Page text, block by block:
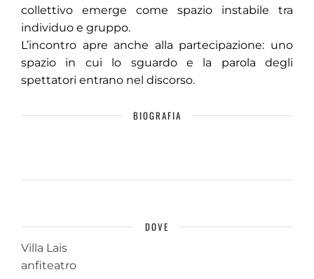
collettivo emerge come spazio instabile tra
individuo e gruppo.
L’incontro apre anche alla partecipazione: uno
spazio in cui lo sguardo e la parola degli
spettatori entrano nel discorso.
BIOGRAFIA
DOVE
Villa Lais
anfiteatro